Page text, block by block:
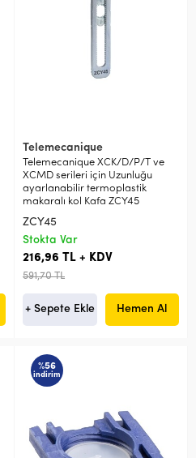
Telemecanique
Telemecanique XCK/D/P/T ve
XCMD serileri için Uzunluğu
ayarlanabilir termoplastik
makaralı kol Kafa ZCY45
ZCY45
Stokta Var
216,96 TL + KDV
591,70 TL
+ Sepete Ekle Hemen Al
%56
indirim